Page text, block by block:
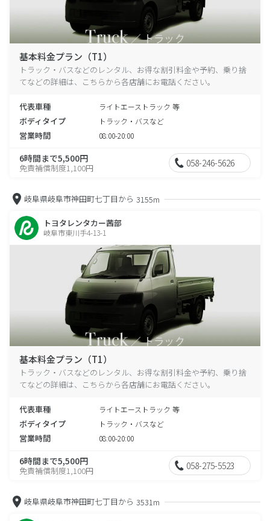
基本料金プラン（T1）
トラック・バスなどのレンタル、お得な割引料金や予約、乗り捨
てなどの詳細は、こちらから各店舗にお電話ください。
代表車種 ライトエーストラック 等
ボディタイプ トラック・バスなど
営業時間 08:00-20:00
6時間まで5,500円
免責補償制度1,100円 058-246-5626
岐阜県岐阜市神田町七丁目から 3155m
トヨタレンタカー茜部
岐阜市東川手4-13-1
基本料金プラン（T1）
トラック・バスなどのレンタル、お得な割引料金や予約、乗り捨
てなどの詳細は、こちらから各店舗にお電話ください。
代表車種 ライトエーストラック 等
ボディタイプ トラック・バスなど
営業時間 08:00-20:00
6時間まで5,500円
免責補償制度1,100円 058-275-5523
岐阜県岐阜市神田町七丁目から 3531m